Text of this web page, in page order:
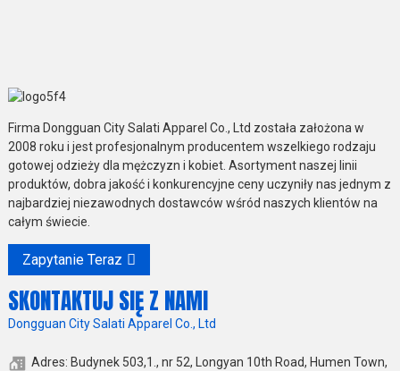
Firma Dongguan City Salati Apparel Co., Ltd została założona w
2008 roku i jest profesjonalnym producentem wszelkiego rodzaju
gotowej odzieży dla mężczyzn i kobiet. Asortyment naszej linii
produktów, dobra jakość i konkurencyjne ceny uczyniły nas jednym z
najbardziej niezawodnych dostawców wśród naszych klientów na
całym świecie.
Zapytanie Teraz
SKONTAKTUJ SIĘ Z NAMI
Dongguan City Salati Apparel Co., Ltd
Adres: Budynek 503,1., nr 52, Longyan 10th Road, Humen Town,